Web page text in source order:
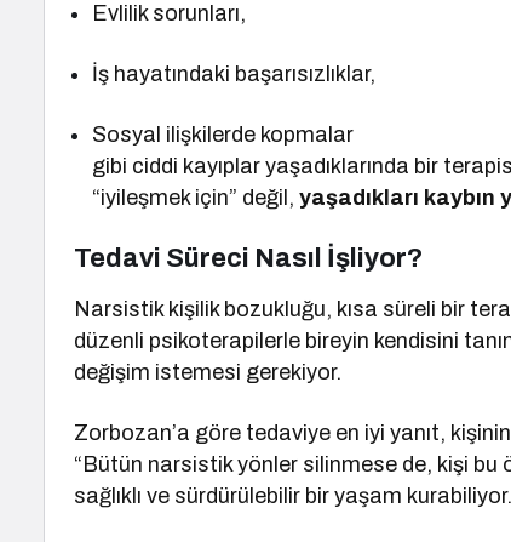
Evlilik sorunları,
İş hayatındaki başarısızlıklar,
Sosyal ilişkilerde kopmalar
gibi ciddi kayıplar yaşadıklarında bir
“iyileşmek için” değil,yaşadıkları kaybın
Tedavi Süreci Nasıl İşliyor?
Narsistik kişilik bozukluğu, kısa süreli bir
düzenli psikoterapilerle bireyin kendisini
değişim istemesi gerekiyor.
Zorbozan’a göre tedaviye en iyi yanıt,
“Bütün narsistik yönler silinmese de, kişi bu
sağlıklı ve sürdürülebilir bir yaşam